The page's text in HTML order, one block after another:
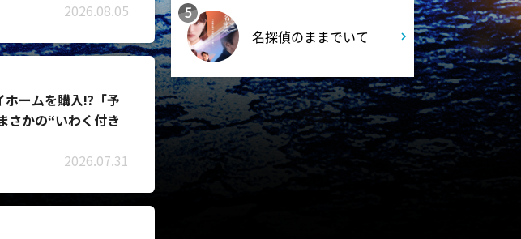
2026.08.05
ホームを購入!?「予
さかの“いわく付き
2026.07.31
5
名探偵のままでいて